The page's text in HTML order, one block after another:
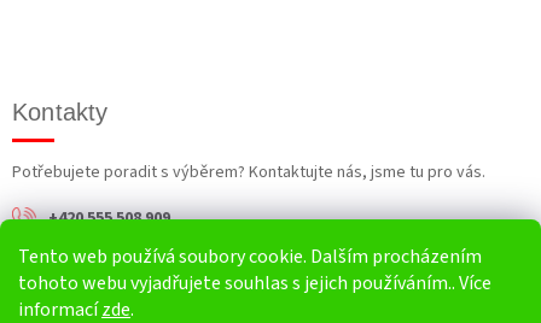
Tento web používá soubory cookie. Dalším procházením
tohoto webu vyjadřujete souhlas s jejich používáním.. Více
informacízde.
Kontakty
Potřebujete poradit s výběrem? Kontaktujte nás, jsme tu pro vás.
+420 555 508 909
info@harv.cz